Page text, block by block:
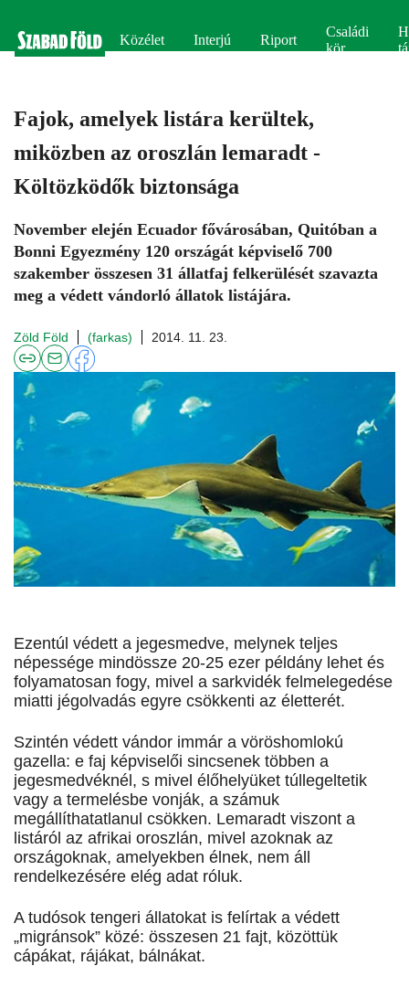
Közélet Interjú Riport
Családi
kör
Fajok, amelyek listára kerültek,
miközben az oroszlán lemaradt -
Költözködők biztonsága
November elején Ecuador fővárosában, Quitóban a
Bonni Egyezmény 120 országát képviselő 700
szakember összesen 31 állatfaj felkerülését szavazta
meg a védett vándorló állatok listájára.
Zöld Föld (farkas) 2014. 11. 23.
Ezentúl védett a jegesmedve, melynek teljes
népessége mindössze 20-25 ezer példány lehet és
folyamatosan fogy, mivel a sarkvidék felmelegedése
miatti jégolvadás egyre csökkenti az életterét.
Szintén védett vándor immár a vöröshomlokú
gazella: e faj képviselői sincsenek többen a
jegesmedvéknél, s mivel élőhelyüket túllegeltetik
vagy a termelésbe vonják, a számuk
megállíthatatlanul csökken. Lemaradt viszont a
listáról az afrikai oroszlán, mivel azoknak az
országoknak, amelyekben élnek, nem áll
rendelkezésére elég adat róluk.
A tudósok tengeri állatokat is felírtak a védett
„migránsok” közé: összesen 21 fajt, közöttük
cápákat, rájákat, bálnákat.